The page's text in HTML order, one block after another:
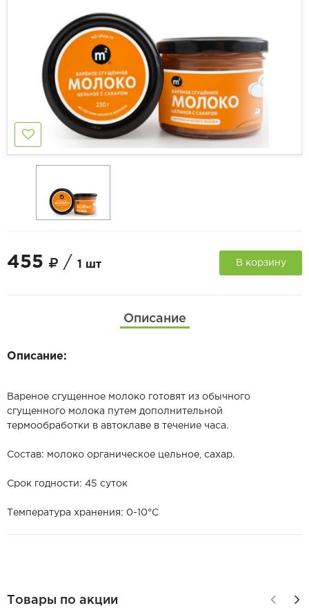
455 / 1 шт В корзину
Описание
Описание:
Вареное сгущенное молоко готовят из обычного
сгущенного молока путем дополнительной
термообработки в автоклаве в течение часа.
Состав: молоко органическое цельное, сахар.
Срок годности: 45 суток
Температура хранения: 0-10°С
Товары по акции